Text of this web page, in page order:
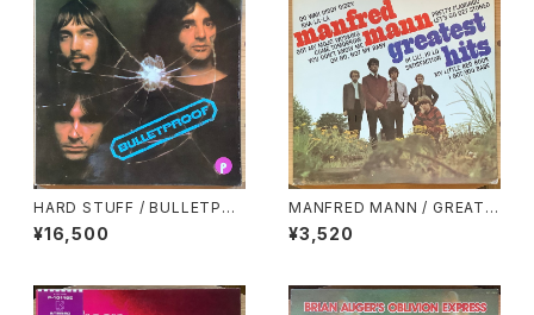
HARD STUFF / BULLETPRO
OF
¥16,500
MANFRED MANN / GREATE
ST HITS
¥3,520